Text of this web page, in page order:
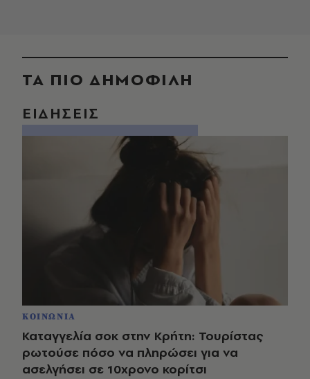
ΤΑ ΠΙΟ ΔΗΜΟΦΙΛΗ
ΕΙΔΗΣΕΙΣ
ΚΟΙΝΩΝΙΑ
Καταγγελία σοκ στην Κρήτη: Τουρίστας
ρωτούσε πόσο να πληρώσει για να
ασελγήσει σε 10χρονο κορίτσι